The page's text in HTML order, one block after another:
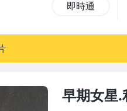
早期女星
即時通